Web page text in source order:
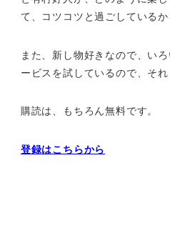
て、 コツコツと過ごしているか
また、新し物好きなので、いろ
ービスを試しているので、それ
購読は、もちろん無料です。
登録はこちらから